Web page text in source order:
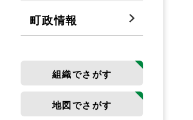
町政情報
組織でさがす
地図でさがす